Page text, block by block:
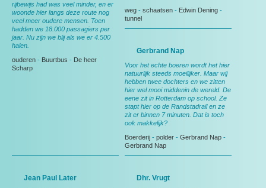
rijbewijs had was veel minder, en er
woonde hier langs deze route nog
veel meer oudere mensen. Toen
hadden we 18.000 passagiers per
jaar. Nu zijn we blij als we er 4.500
halen.
ouderen - Buurtbus - De heer
Scharp
weg - schaatsen - Edwin Dening -
tunnel
Gerbrand Nap
Voor het echte boeren wordt het hier
natuurlijk steeds moeilijker. Maar wij
hebben twee dochters en we zitten
hier wel mooi middenin de wereld. De
eene zit in Rotterdam op school. Ze
stapt hier op de Randstadrail en ze
zit er binnen 7 minuten. Dat is toch
ook makkelijk?
Boerderij - polder - Gerbrand Nap -
Gerbrand Nap
Jean Paul Later Dhr. Vrugt